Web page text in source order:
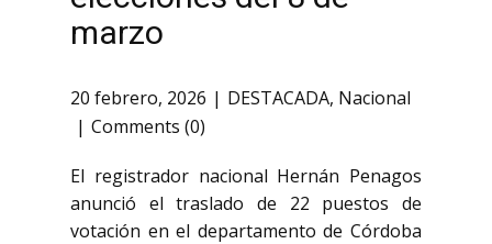
marzo
20 febrero, 2026 DESTACADA, Nacional
Comments (0)
El registrador nacional Hernán Penagos
anunció el traslado de 22 puestos de
votación en el departamento de Córdoba